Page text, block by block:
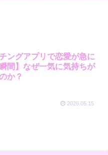
チングアプリで恋愛が急に
間】なぜ一気に気持ちが
か？
2026.05.15